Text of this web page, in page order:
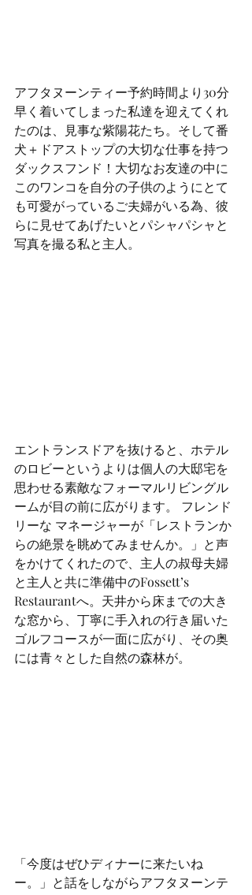
アフタヌーンティー予約時間より30分
早く着いてしまった私達を迎えてくれ
たのは、見事な紫陽花たち。そして番
犬＋ドアストップの大切な仕事を持つ
ダックスフンド！大切なお友達の中に
このワンコを自分の子供のようにとて
も可愛がっているご夫婦がいる為、彼
らに見せてあげたいとパシャパシャと
写真を撮る私と主人。
エントランスドアを抜けると、ホテル
のロビーというよりは個人の大邸宅を
思わせる素敵なフォーマルリビングル
ームが目の前に広がります。 フレンド
リーな マネージャーが「レストランか
らの絶景を眺めてみませんか。」と声
をかけてくれたので、主人の叔母夫婦
と主人と共に準備中のFossett’s
Restaurantへ。天井から床までの大き
な窓から、丁寧に手入れの行き届いた
ゴルフコースが一面に広がり、その奥
には青々とした自然の森林が。
「今度はぜひディナーに来たいね
ー。」と話をしながらアフタヌーンテ